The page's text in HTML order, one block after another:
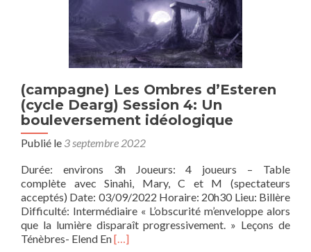
(campagne) Les Ombres d’Esteren
(cycle Dearg) Session 4: Un
bouleversement idéologique
Publié le 3 septembre 2022
Durée: environs 3h Joueurs: 4 joueurs – Table
complète avec Sinahi, Mary, C et M (spectateurs
acceptés) Date: 03/09/2022 Horaire: 20h30 Lieu: Billère
Difficulté: Intermédiaire « L’obscurité m’enveloppe alors
que la lumière disparaît progressivement. » Leçons de
Ténèbres- Elend EnEn
[…]